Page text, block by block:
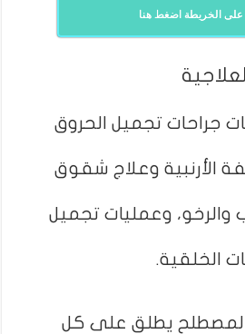
على الخريطة اضغط هنا
جراحات تجميل الحروق
الأرنبية وعلاج شقوق
وعمليات تجميل
الخلقية.
يطلق على كل